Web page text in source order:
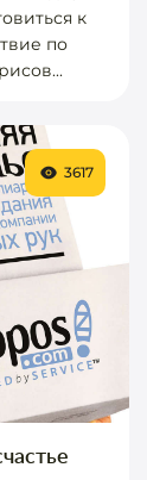
к
по
3617